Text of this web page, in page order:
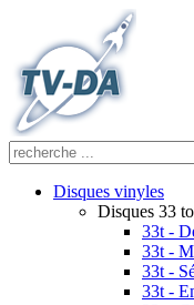
Disques vinyles
Disques 33
33t -
33t -
33t -
33t -